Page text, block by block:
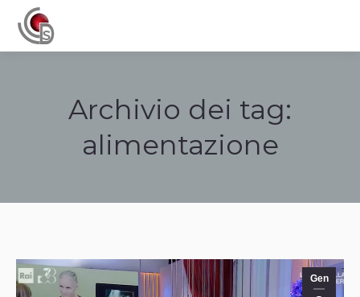
Archivio dei tag:
alimentazione
Gen